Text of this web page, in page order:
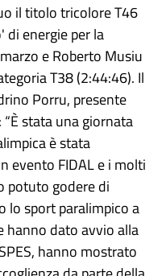
il titolo tricolore T46
di energie per la
e Roberto Musiu
T38 (2:44:46). Il
Porru, presente
stata una giornata
è stata
evento FIDAL e i molti
potuto godere di
lo sport paralimpico a
hanno dato avvio alla
hanno mostrato